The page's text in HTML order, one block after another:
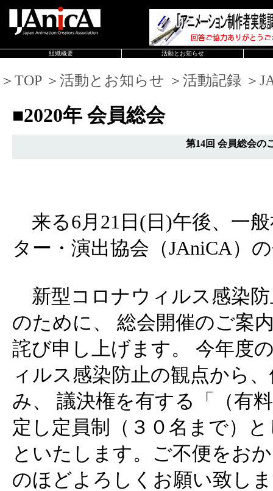
組織概要 活動とお知らせ
＞TOP ＞活動とお知らせ ＞活動記録 ＞
■2020年 会員総会
第14回 会員総会の
来る6月21日(日)午後、一
ター・演出協会（JAniCA）
新型コロナウィルス感染
のために、 総会開催のご案
詫び申し上げます。 今年度
ィルス感染防止の観点から
み、 議決権を有する「（有
定し定員制（３０名まで）
といたします。ご不便をお
のほどよろしくお願い致し